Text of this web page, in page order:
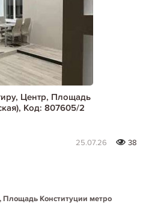
Центр, Площадь
Код: 807605/2
25.07.26
38
Площадь Конституции метро